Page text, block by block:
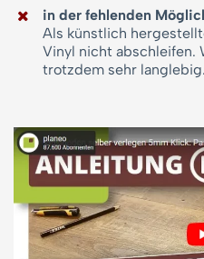
in der fehlenden
Als künstlich
Vinyl nicht abschleifen.
trotzdem sehr langlebig.